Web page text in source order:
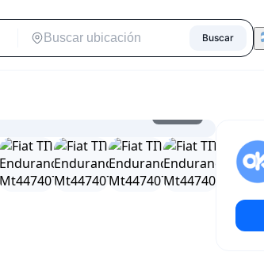
Buscar